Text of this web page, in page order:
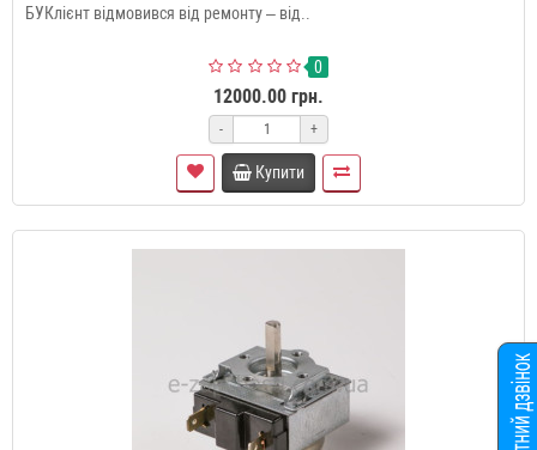
БУКлієнт відмовився від ремонту – від..
0
12000.00 грн.
- +
Купити